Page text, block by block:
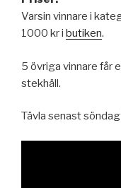
Varsin vinnare i
1000 kr i butiken.
5 övriga vinnare får
stekhäll.
Tävla senast